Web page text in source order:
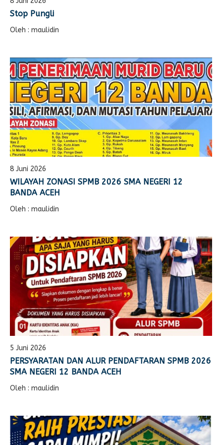
Ekonomi Kreatif
E-LEARNING
ABSENSI
Stop Pungli
Oleh : maulidin
8 Juni 2026
WILAYAH ZONASI SPMB 2026 SMA NEGERI 12
BANDA ACEH
Oleh : maulidin
5 Juni 2026
PERSYARATAN DAN ALUR PENDAFTARAN SPMB 2026
SMA NEGERI 12 BANDA ACEH
Oleh : maulidin